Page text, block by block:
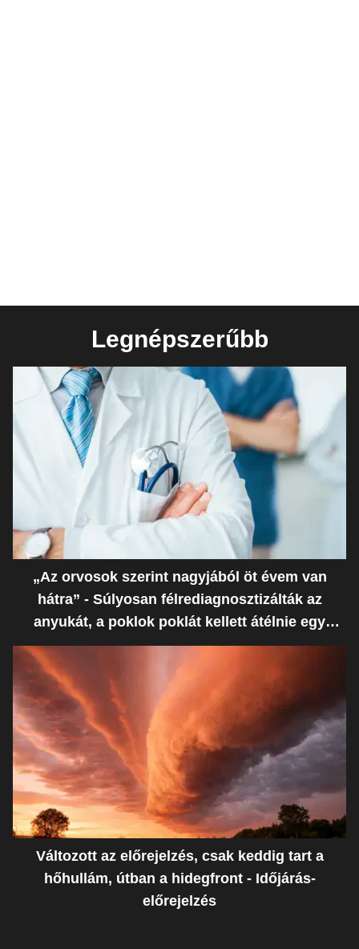
Legnépszerűbb
„Az orvosok szerint nagyjából öt évem van
hátra” - Súlyosan félrediagnosztizálták az
anyukát, a poklok poklát kellett átélnie egy
ostoba hiba miatt
Változott az előrejelzés, csak keddig tart a
hőhullám, útban a hidegfront - Időjárás-
előrejelzés